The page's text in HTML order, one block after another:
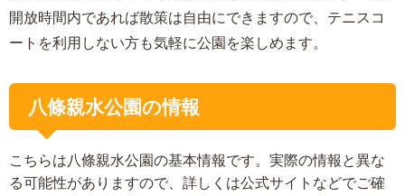
開放時間内であれば散策は自由にできますので、テニスコ
ートを利用しない方も気軽に公園を楽しめます。
八條親水公園の情報
こちらは八條親水公園の基本情報です。実際の情報と異な
る可能性がありますので、詳しくは公式サイトなどでご確